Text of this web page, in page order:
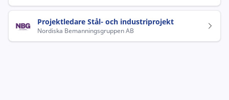
Projektledare Stål- och industriprojekt
Nordiska Bemanningsgruppen AB